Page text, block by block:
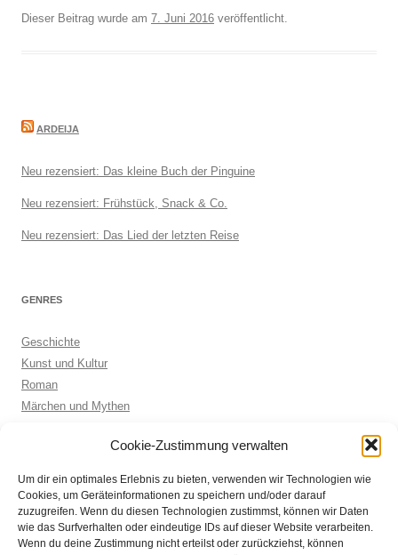
Cookie-Zustimmung verwalten
Um dir ein optimales Erlebnis zu bieten, verwenden wir Technologien wie
Cookies, um Geräteinformationen zu speichern und/oder darauf
zuzugreifen. Wenn du diesen Technologien zustimmst, können wir Daten
wie das Surfverhalten oder eindeutige IDs auf dieser Website verarbeiten.
Wenn du deine Zustimmung nicht erteilst oder zurückziehst, können
Dieser Beitrag wurde am 7. Juni 2016 veröffentlicht.
ARDEIJA
Neu rezensiert: Das kleine Buch der Pinguine
Neu rezensiert: Frühstück, Snack & Co.
Neu rezensiert: Das Lied der letzten Reise
GENRES
Geschichte
Kunst und Kultur
Roman
Märchen und Mythen
Sachbuch allgemein